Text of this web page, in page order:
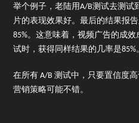
举个例子，老陆用A/B测试去测试
片的表现效果好。最后的结果报
85%。这意味着，视频广告的成
试时，获得同样结果的几率是85%
在所有 A/B 测试中，只要置信度
营销策略可能不错。